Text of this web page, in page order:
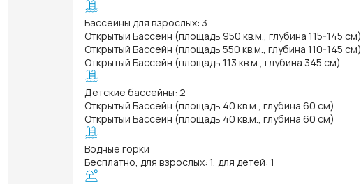
Бассейны для взрослых: 3
Открытый Бассейн (площадь 950 кв.м., глубина 115-145 см)
Открытый Бассейн (площадь 550 кв.м., глубина 110-145 см)
Открытый Бассейн (площадь 113 кв.м., глубина 345 см)
Детские бассейны: 2
Открытый Бассейн (площадь 40 кв.м., глубина 60 см)
Открытый Бассейн (площадь 40 кв.м., глубина 60 см)
Водные горки
Бесплатно, для взрослых: 1, для детей: 1